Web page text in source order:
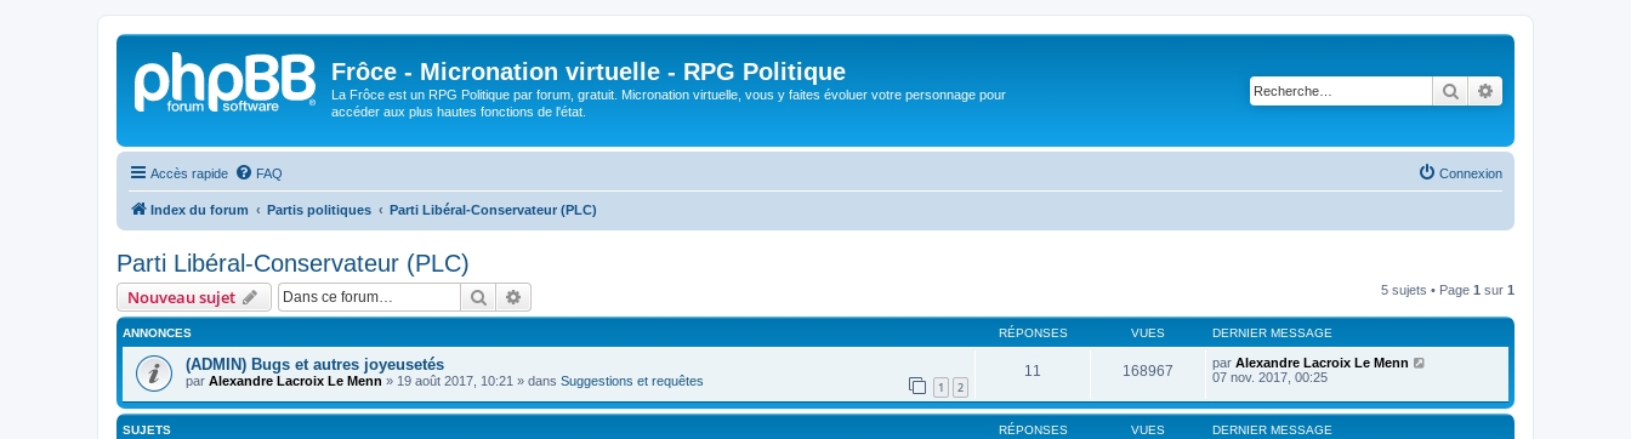
Frôce - Micronation virtuelle - RPG Politique
La Frôce est un RPG Politique par forum, gratuit. Micronation virtuelle, vous y faites évoluer votre personnage pour
accéder aux plus hautes fonctions de l'état.
Rechercher
Accès rapide FAQ Connexion
Index du forum Partis politiques Parti Libéral-Conservateur (PLC)
Parti Libéral-Conservateur (PLC)
Nouveau sujet Rechercher 5 sujets • Page 1 sur 1
ANNONCES RÉPONSES VUES DERNIER MESSAGE
(ADMIN) Bugs et autres joyeusetés
par Alexandre Lacroix Le Menn » 19 août 2017, 10:21 » dans Suggestions et requêtes 1 2
11 168967 par Alexandre Lacroix Le Menn
07 nov. 2017, 00:25
SUJETS RÉPONSES VUES DERNIER MESSAGE